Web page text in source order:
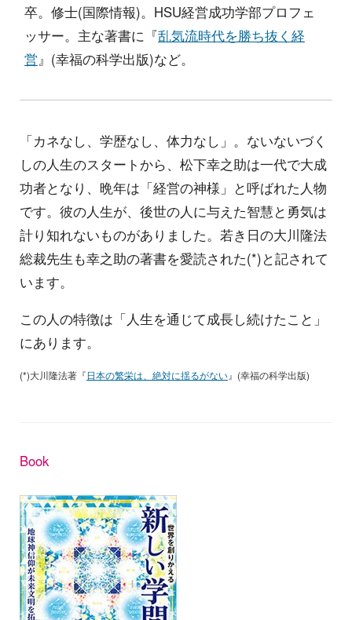
卒。修士(国際情報)。HSU経営成功学部プロフェ
ッサー。主な著書に『乱気流時代を勝ち抜く経
営』(幸福の科学出版)など。
「カネなし、学歴なし、体力なし」。ないないづく
しの人生のスタートから、松下幸之助は一代で大成
功者となり、晩年は「経営の神様」と呼ばれた人物
です。彼の人生が、後世の人に与えた智慧と勇気は
計り知れないものがありました。若き日の大川隆法
総裁先生も幸之助の著書を愛読された(*)と記されて
います。
この人の特徴は「人生を通じて成長し続けたこと」
にあります。
(*)大川隆法著『日本の繁栄は、絶対に揺るがない』(幸福の科学出版)
Book